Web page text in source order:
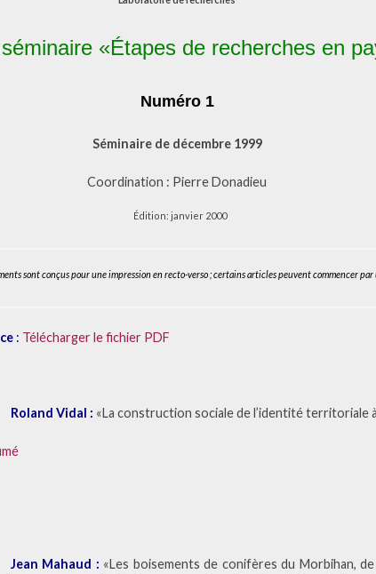
«Étapes de recherches en
Numéro 1
Séminaire de décembre 1999
Coordination : Pierre Donadieu
Édition: janvier 2000
sont conçus pour une impression en recto-verso ; certains articles peuvent commencer par
: Téléchargerle fichier PDF
Roland Vidal : «La construction sociale de l’identité territoriale
Jean Mahaud : «Les boisements de conifères du Morbihan, de